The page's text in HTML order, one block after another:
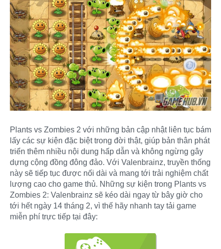
Plants vs Zombies 2 với những bản cập nhật liên tục bám
lấy các sự kiện đặc biệt trong đời thật, giúp bản thân phát
triển thêm nhiều nội dung hấp dẫn và không ngừng gây
dựng cộng đồng đông đảo. Với Valenbrainz, truyền thống
này sẽ tiếp tục được nối dài và mang tới trải nghiệm chất
lượng cao cho game thủ. Những sự kiện trong Plants vs
Zombies 2: Valenbrainz sẽ kéo dài ngay từ bây giờ cho
tới hết ngày 14 tháng 2, vì thế hãy nhanh tay tải game
miễn phí trực tiếp tại đây: